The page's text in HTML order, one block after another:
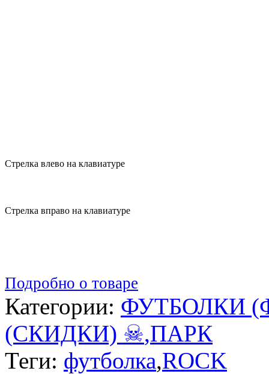
Стрелка влево на клавиатуре
Стрелка вправо на клавиатуре
Подробно о товаре
Категории: ФУТБОЛКИ
(СКИДКИ) ☠,ПАРК
Теги: футболка,ROCK